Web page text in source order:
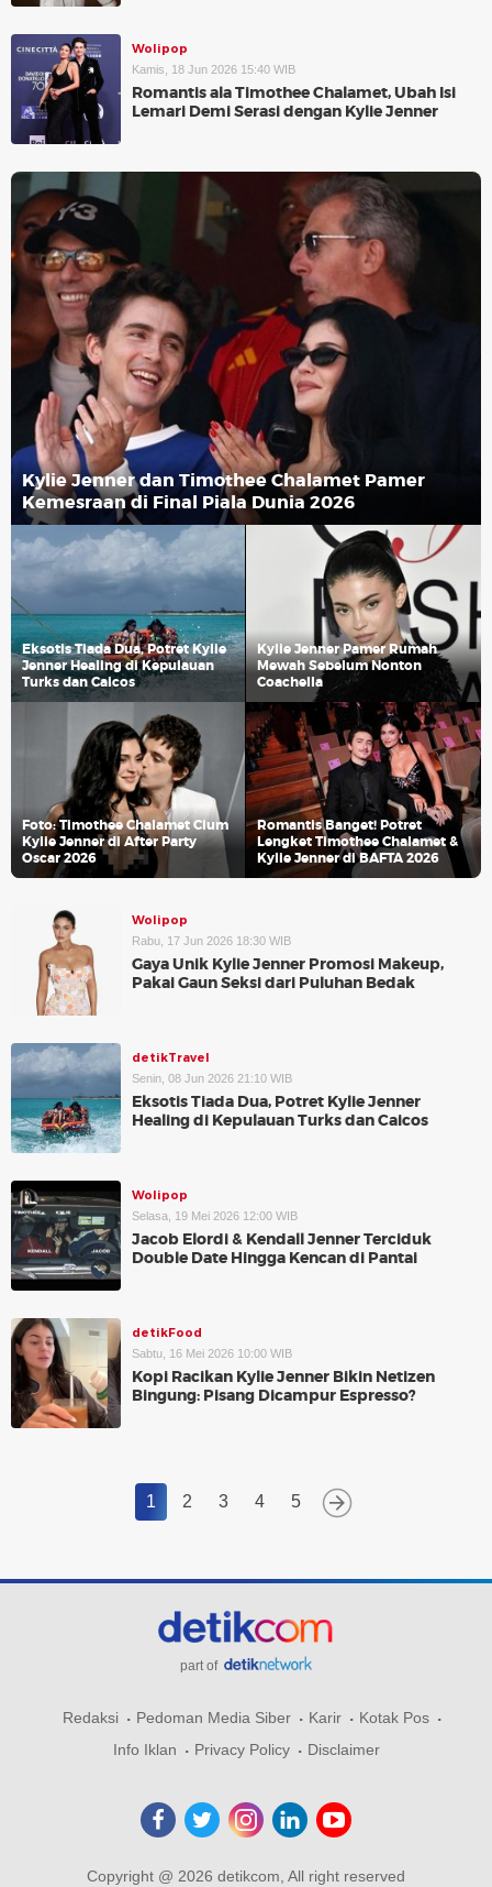
Wolipop
Kamis, 18 Jun 2026 15:40 WIB
Romantis ala Timothee Chalamet, Ubah Isi
Lemari Demi Serasi dengan Kylie Jenner
Kylie Jenner dan Timothee Chalamet Pamer
Kemesraan di Final Piala Dunia 2026
Eksotis Tiada Dua, Potret Kylie
Jenner Healing di Kepulauan
Turks dan Caicos
Kylie Jenner Pamer Rumah
Mewah Sebelum Nonton
Coachella
Foto: Timothee Chalamet Cium
Kylie Jenner di After Party
Oscar 2026
Romantis Banget! Potret
Lengket Timothee Chalamet &
Kylie Jenner di BAFTA 2026
Wolipop
Rabu, 17 Jun 2026 18:30 WIB
Gaya Unik Kylie Jenner Promosi Makeup,
Pakai Gaun Seksi dari Puluhan Bedak
detikTravel
Senin, 08 Jun 2026 21:10 WIB
Eksotis Tiada Dua, Potret Kylie Jenner
Healing di Kepulauan Turks dan Caicos
Wolipop
Selasa, 19 Mei 2026 12:00 WIB
Jacob Elordi & Kendall Jenner Terciduk
Double Date Hingga Kencan di Pantai
detikFood
Sabtu, 16 Mei 2026 10:00 WIB
Kopi Racikan Kylie Jenner Bikin Netizen
Bingung: Pisang Dicampur Espresso?
1 2 3 4 5
part of
Redaksi Pedoman Media Siber Karir
Kotak Pos
Info Iklan
Privacy Policy Disclaimer
Copyright @ 2026 detikcom, All right reserved